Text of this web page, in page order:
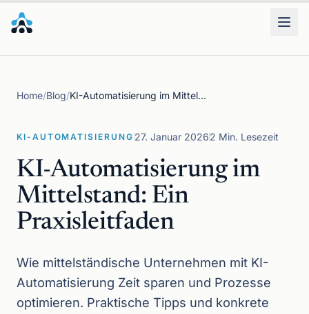
Branchen
Home/Blog/ KI-Automatisierung im Mittelstand: Ein Praxisleitfaden
KI-AUTOMATISIERUNG27. Januar 20262 Min. Lesezeit
KI-Automatisierung im
Mittelstand: Ein
Praxisleitfaden
Wie mittelständische Unternehmen mit KI-
Automatisierung Zeit sparen und Prozesse
optimieren. Praktische Tipps und konkrete